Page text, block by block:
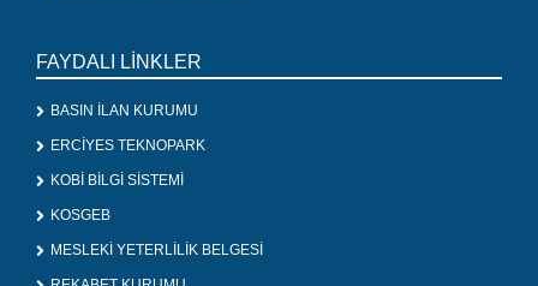
FAYDALI LİNKLER
BASIN İLAN KURUMU
ERCİYES TEKNOPARK
KOBİ BİLGİ SİSTEMİ
KOSGEB
MESLEKİ YETERLİLİK BELGESİ